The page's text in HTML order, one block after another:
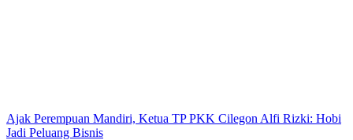
Ajak Perempuan Mandiri, Ketua TP PKK Cilegon Alfi Rizki: Hobi
Jadi Peluang Bisnis